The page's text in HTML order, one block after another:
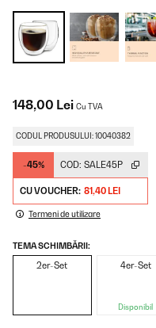
148,00 Lei Cu TVA
CODUL PRODUSULUI: 10040382
-45% COD: SALE45P
CU VOUCHER: 81,40 LEI
Termeni de utilizare
TEMA SCHIMBĂRII:
2er-Set 4er-Set
Disponibil